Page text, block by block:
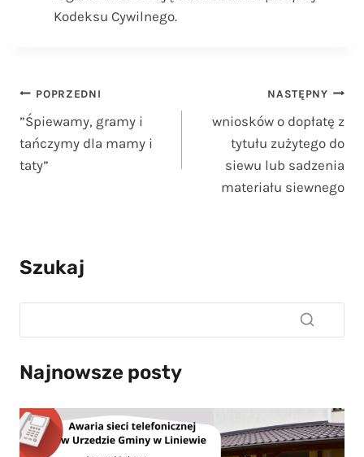
Kodeksu Cywilnego.
Nawigacja
wpisu
POPRZEDNI
”Śpiewamy, gramy i
tańczymy dla mamy i
taty”
NASTĘPNY
wniosków o dopłatę z
tytułu zużytego do
siewu lub sadzenia
materiału siewnego
Szukaj
Najnowsze posty